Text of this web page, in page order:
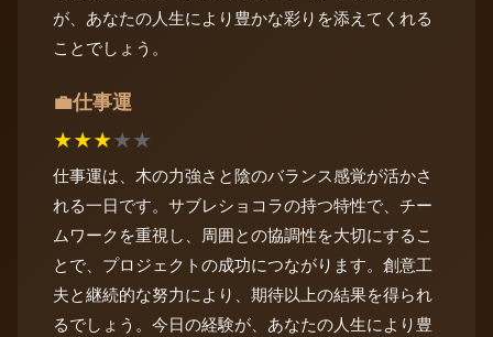
が、あなたの人生により豊かな彩りを添えてくれる
ことでしょう。
💼仕事運
★★★★★
仕事運は、木の力強さと陰のバランス感覚が活かさ
れる一日です。サブレショコラの持つ特性で、チー
ムワークを重視し、周囲との協調性を大切にするこ
とで、プロジェクトの成功につながります。創意工
夫と継続的な努力により、期待以上の結果を得られ
るでしょう。今日の経験が、あなたの人生により豊